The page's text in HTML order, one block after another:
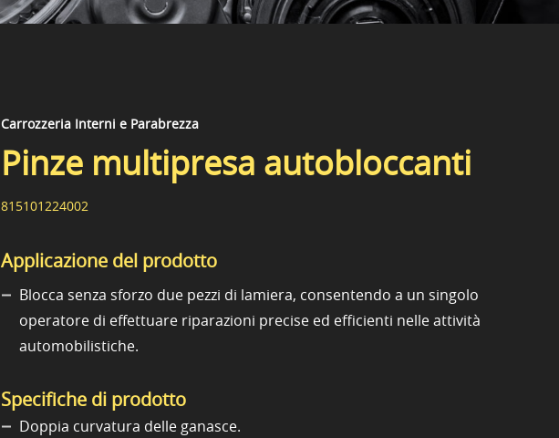
Carrozzeria Interni e Parabrezza
Pinze multipresa autobloccanti
815101224002
Applicazione del prodotto
Blocca senza sforzo due pezzi di lamiera, consentendo a un singolo
operatore di effettuare riparazioni precise ed efficienti nelle attività
automobilistiche.
Specifiche di prodotto
Doppia curvatura delle ganasce.